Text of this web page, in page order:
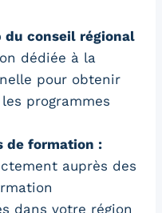
conseil régional
dédiée à la
pour obtenir
programmes
de formation :
auprès des
dans votre région